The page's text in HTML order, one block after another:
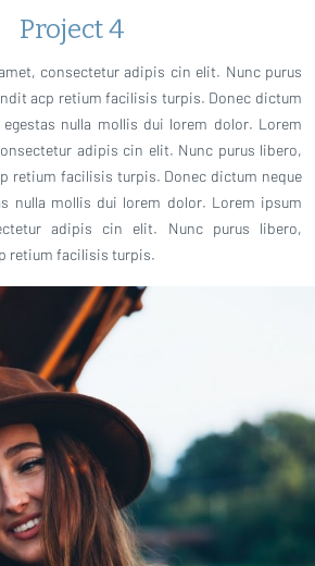
Project 4
consectetur adipis cin elit. Nunc purus
acp retium facilisis turpis. Donec dictum
nulla mollis dui lorem dolor. Lorem
adipis cin elit. Nunc purus libero,
retium facilisis turpis. Donec dictum neque
nulla mollis dui lorem dolor. Lorem ipsum
adipis cin elit. Nunc purus libero,
retium facilisis turpis.